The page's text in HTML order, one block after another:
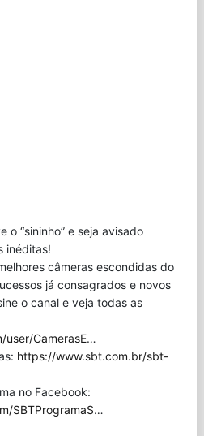
o “sininho” e seja avisado
inéditas!
câmeras escondidas do
já consagrados e novos
o canal e veja todas as
CamerasE…
https://www.sbt.com.br/sbt-
no Facebook:
SBTProgramaS…